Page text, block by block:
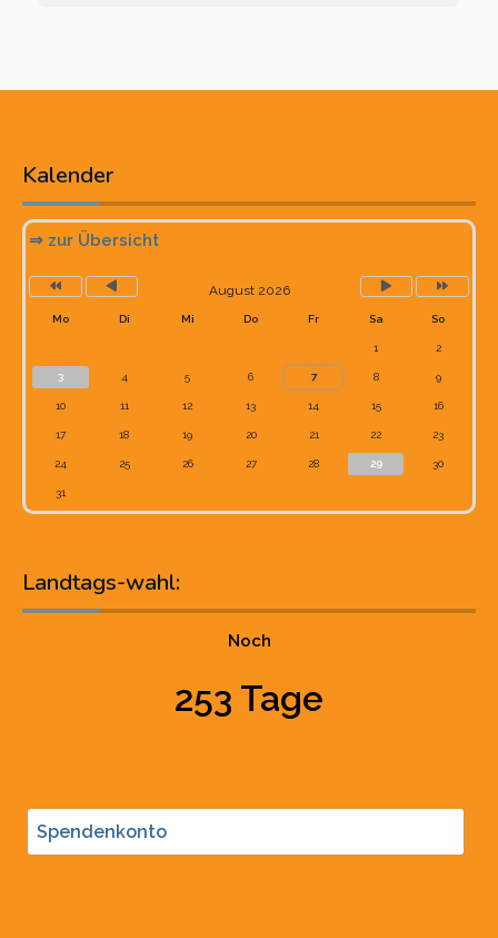
Kalender
⇒ zur Übersicht
August 2026
Mo Di Mi Do Fr Sa So
1 2
3 4 5 6 7 8 9
10 11 12 13 14 15 16
17 18 19 20 21 22 23
24 25 26 27 28 29 30
31
Landtags-wahl:
Noch
253 Tage
Spendenkonto